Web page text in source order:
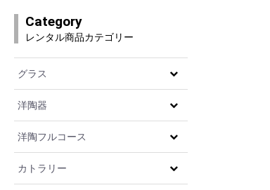
Category
レンタル商品カテゴリー
グラス
洋陶器
洋陶フルコース
カトラリー